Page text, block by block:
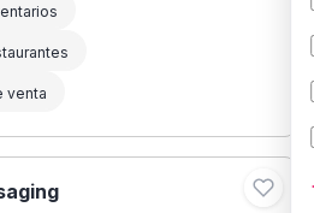
venta